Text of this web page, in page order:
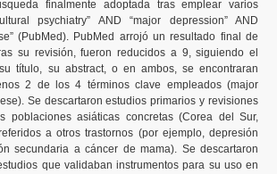
finalmente adoptada tras emplear varios
psychiatry” AND “major depression” AND
(PubMed). PubMed arrojó un resultado final de
su revisión, fueron reducidos a 9, siguiendo el
título, su abstract, o en ambos, se encontraran
2 de los 4 términos clave empleados (major
Se descartaron estudios primarios y revisiones
poblaciones asiáticas concretas (Corea del Sur,
a otros trastornos (por ejemplo, depresión
secundaria a cáncer de mama). Se descartaron
que validaban instrumentos para su uso en